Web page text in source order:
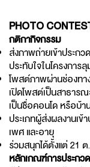
PHOTO
กติกากิจกรรม
ส่งภาพถ่ายเข้าประก
ประทับใจในโครงการ
โพสต์ภาพผ่านช่องท
เปิดโพสต์เป็นสาธาร
เป็นชื่อคอนโด หรือบ้
ประเภทผู้ส่งผลงานเ
เพศ และอายุ
ร่วมสนุกได้ตั้งแต่ 21
หลักเกณฑ์การประกวด